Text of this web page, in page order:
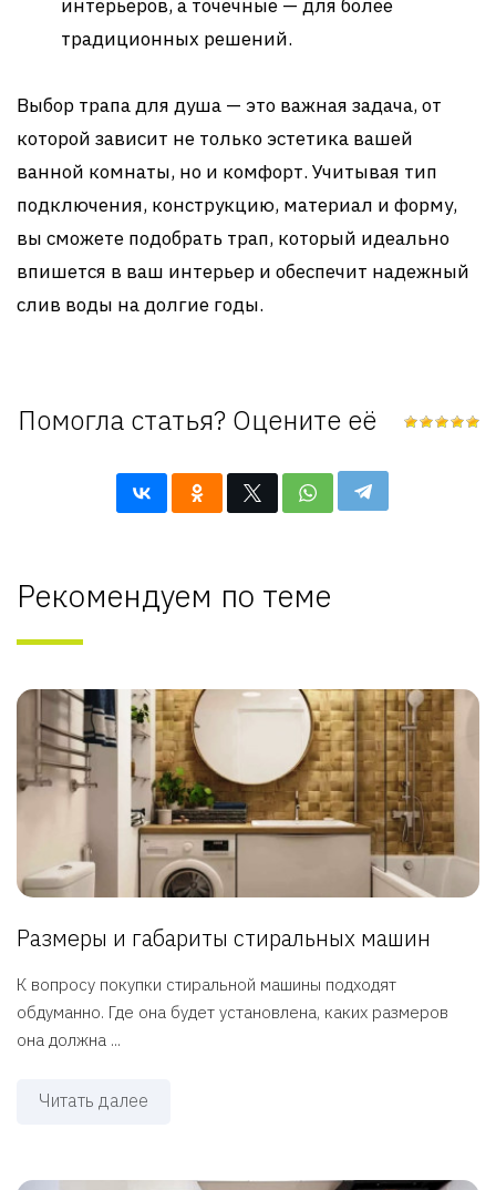
интерьеров, а точечные — для более
традиционных решений.
Выбор трапа для душа — это важная задача, от
которой зависит не только эстетика вашей
ванной комнаты, но и комфорт. Учитывая тип
подключения, конструкцию, материал и форму,
вы сможете подобрать трап, который идеально
впишется в ваш интерьер и обеспечит надежный
слив воды на долгие годы.
Помогла статья? Оцените её
Рекомендуем по теме
Размеры и габариты стиральных машин
К вопросу покупки стиральной машины подходят
обдуманно. Где она будет установлена, каких размеров
она должна ...
Читать далее